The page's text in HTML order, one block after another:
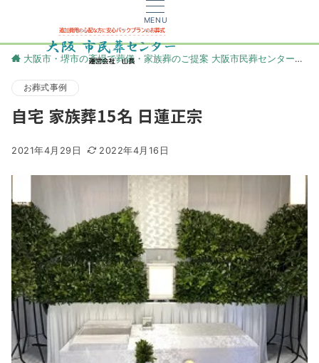
MENU
大阪市・堺市の斎場で葬儀・家族葬のご提案 大阪市民葬センター
お葬式事例
自宅 家族葬15名 日蓮正宗
2021年4月29日 2022年4月16日